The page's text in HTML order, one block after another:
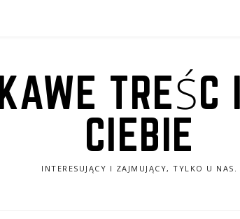
CIEBIE
INTERESUJĄCY I ZAJMUJĄCY, TYLKO U NAS.